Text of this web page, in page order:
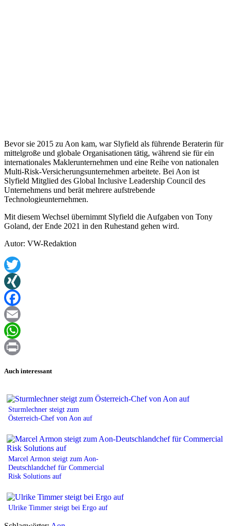
Bevor sie 2015 zu Aon kam, war Slyfield als führende Beraterin für
mittelgroße und globale Organisationen tätig, während sie für ein
internationales Maklerunternehmen und eine Reihe von nationalen
Multi-Risk-Versicherungsunternehmen arbeitete. Bei Aon ist
Slyfield Mitglied des Global Inclusive Leadership Council des
Unternehmens und berät mehrere aufstrebende
Technologieunternehmen.
Mit diesem Wechsel übernimmt Slyfield die Aufgaben von Tony
Goland, der Ende 2021 in den Ruhestand gehen wird.
Autor: VW-Redaktion
Twitter
XING
Facebook
Email
WhatsApp
Auch interessant
Sturmlechner steigt zum
Österreich-Chef von Aon auf
Marcel Armon steigt zum Aon-
Deutschlandchef für Commercial
Risk Solutions auf
Ulrike Timmer steigt bei Ergo auf